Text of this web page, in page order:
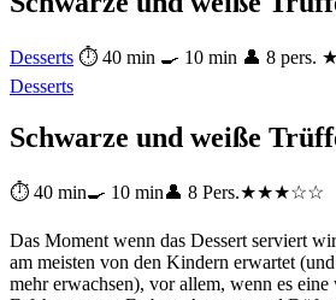
Desserts ⏱ 40 min 🍳 10 min 👤 8 pers.
Desserts
Schwarze und weiße
⏱ 40 min🍳 10 min👤 8 Pers.★★★☆☆
Das Moment wenn das Dessert serviert
am meisten von den Kindern erwartet
mehr erwachsen), vor allem, wenn es